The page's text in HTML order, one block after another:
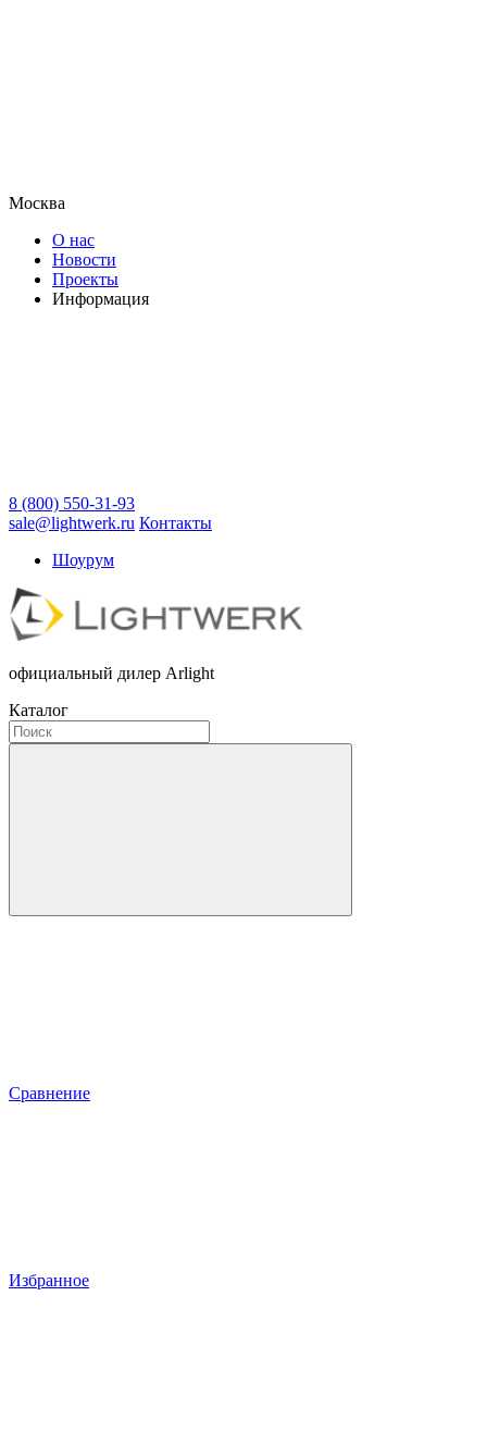
Москва
О нас
Новости
Проекты
Информация
8 (800) 550-31-93
sale@lightwerk.ru Контакты
Шоурум
официальный дилер Arlight
Каталог
Сравнение
Избранное